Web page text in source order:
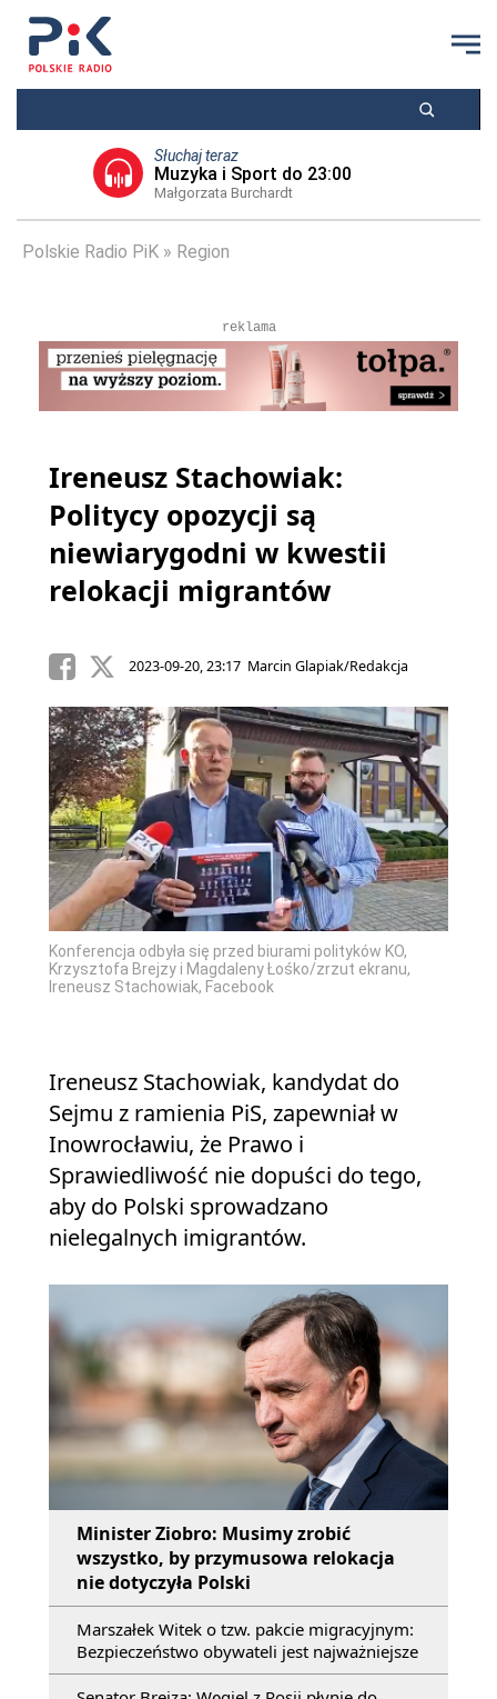
Słuchaj teraz
Muzyka i Sport do 23:00
Małgorzata Burchardt
Polskie Radio PiK Region
reklama
Ireneusz Stachowiak:
Politycy opozycji są
niewiarygodni w kwestii
relokacji migrantów
2023-09-20, 23:17 Marcin Glapiak/Redakcja
Konferencja odbyła się przed biurami polityków KO,
Krzysztofa Brejzy i Magdaleny Łośko/zrzut ekranu,
Ireneusz Stachowiak, Facebook
Ireneusz Stachowiak, kandydat do
Sejmu z ramienia PiS, zapewniał w
Inowrocławiu, że Prawo i
Sprawiedliwość nie dopuści do tego,
aby do Polski sprowadzano
nielegalnych imigrantów.
Minister Ziobro: Musimy zrobić
wszystko, by przymusowa relokacja
nie dotyczyła Polski
Marszałek Witek o tzw. pakcie migracyjnym:
Bezpieczeństwo obywateli jest najważniejsze